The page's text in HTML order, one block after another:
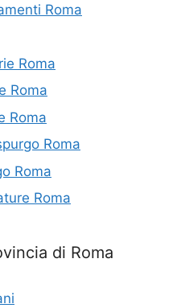
Roma
Roma
Roma
Roma
Roma
Roma
Roma
di Roma